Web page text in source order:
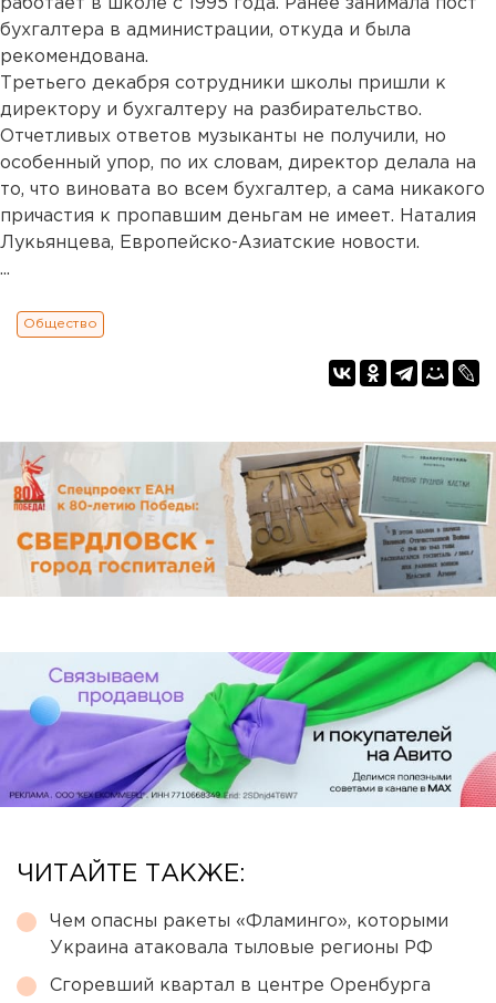
работает в школе с 1995 года. Ранее занимала пост
бухгалтера в администрации, откуда и была
рекомендована.
Третьего декабря сотрудники школы пришли к
директору и бухгалтеру на разбирательство.
Отчетливых ответов музыканты не получили, но
особенный упор, по их словам, директор делала на
то, что виновата во всем бухгалтер, а сама никакого
причастия к пропавшим деньгам не имеет. Наталия
Лукьянцева, Европейско-Азиатские новости.
...
Общество
ЧИТАЙТЕ ТАКЖЕ:
Чем опасны ракеты «Фламинго», которыми
Украина атаковала тыловые регионы РФ
Сгоревший квартал в центре Оренбурга